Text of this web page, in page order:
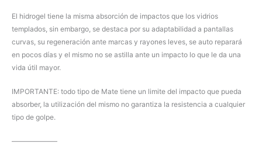
El hidrogel tiene la misma absorción de impactos que los vidrios
templados, sin embargo, se destaca por su adaptabilidad a pantallas
curvas, su regeneración ante marcas y rayones leves, se auto reparará
en pocos días y el mismo no se astilla ante un impacto lo que le da una
vida útil mayor.
IMPORTANTE: todo tipo de Mate tiene un limite del impacto que pueda
absorber, la utilización del mismo no garantiza la resistencia a cualquier
tipo de golpe.
——————–